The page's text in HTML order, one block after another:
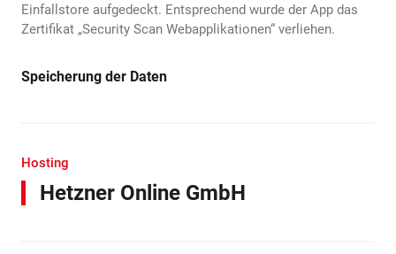
Einfallstore aufgedeckt. Entsprechend wurde der App das
Zertifikat „Security Scan Webapplikationen“ verliehen.
Speicherung der Daten
Hosting
Hetzner Online GmbH